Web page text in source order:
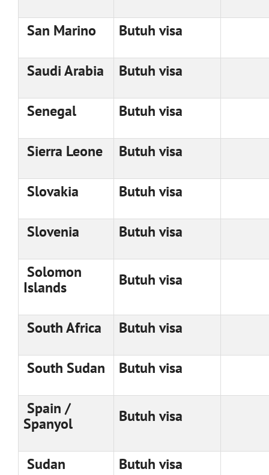
San Marino Butuh visa
Saudi Arabia Butuh visa
Senegal Butuh visa
Sierra Leone Butuh visa
Slovakia Butuh visa
Slovenia Butuh visa
Solomon
Islands
Butuh visa
South Africa Butuh visa
South Sudan Butuh visa
Spain /
Spanyol
Butuh visa
Sudan Butuh visa